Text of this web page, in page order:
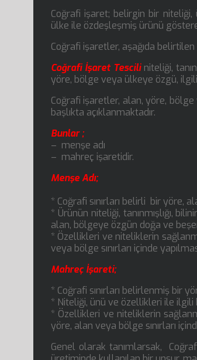
Coğrafi işaret; belirgin bir
ülke ile özdeşleşmiş ürünü
Coğrafi işaretler, aşağıda
Coğrafi İşaret Tesciliniteliği,
yöre, bölge veya ülkeye özgü,
Coğrafi işaretler, alan, yöre,
başlıkta açıklanmaktadır.
Bunlar ;
– menşe adı
– mahreç işaretidir.
Menşe Adı;
* Coğrafi sınırları belirli bir yöre,
* Ürünün niteliği, tanınmışlığı,
alan, bölgeye özgün doğa ve
* Özellikleri ve niteliklerin
veya bölge sınırları içinde
Mahreç İşareti;
* Coğrafi sınırları belirlenmiş bir
* Niteliği, ünü ve özellikleri ile
* Özellikleri ve niteliklerin
yöre, alan veya bölge sınırları
Genel olarak tanımlarsak,